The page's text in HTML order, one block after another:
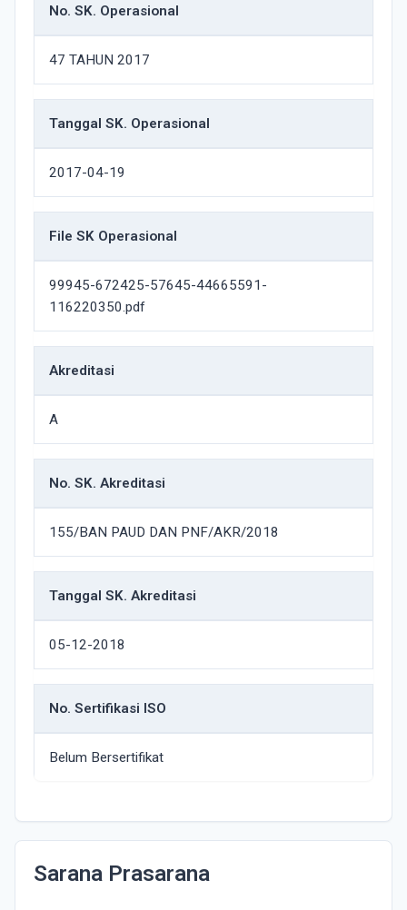
No. SK. Operasional
47 TAHUN 2017
Tanggal SK. Operasional
2017-04-19
File SK Operasional
99945-672425-57645-44665591-
116220350.pdf
Akreditasi
A
No. SK. Akreditasi
155/BAN PAUD DAN PNF/AKR/2018
Tanggal SK. Akreditasi
05-12-2018
No. Sertifikasi ISO
Belum Bersertifikat
Sarana Prasarana